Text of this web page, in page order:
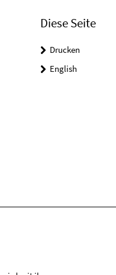
Diese Seite
Drucken
English